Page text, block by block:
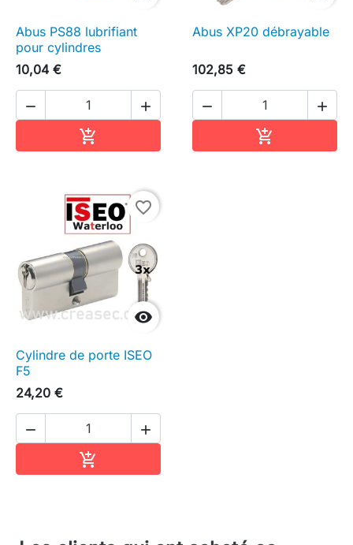
Abus PS88 lubrifiant
pour cylindres
10,04 €
 

Abus XP20 débrayable
102,85 €
 


favorite_border
Cylindre de porte ISEO
F5
24,20 €
 
